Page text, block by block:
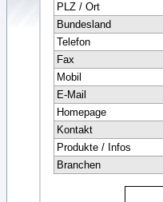
PLZ / Ort
Bundesland
Telefon
Fax
Mobil
E-Mail
Homepage
Kontakt
Produkte / Infos
Branchen